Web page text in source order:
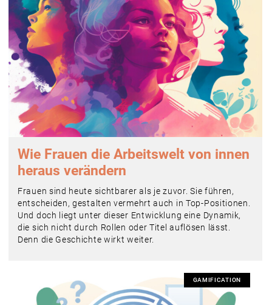
Wie Frauen die Arbeitswelt von innen
heraus verändern
Frauen sind heute sichtbarer als je zuvor. Sie führen,
entscheiden, gestalten vermehrt auch in Top-Positionen.
Und doch liegt unter dieser Entwicklung eine Dynamik,
die sich nicht durch Rollen oder Titel auflösen lässt.
Denn die Geschichte wirkt weiter.
GAMIFICATION